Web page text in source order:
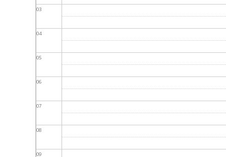
03
04
05
06
07
08
09